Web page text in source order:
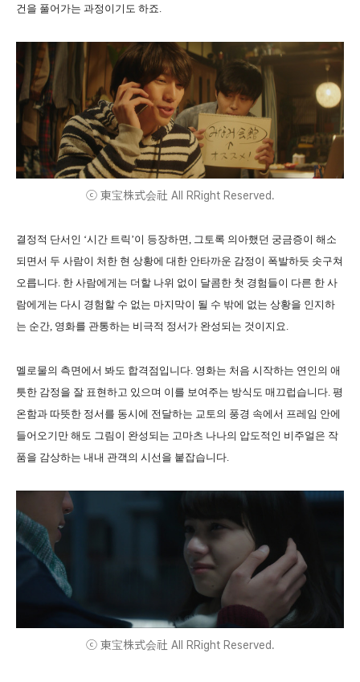
건을 풀어가는 과정이기도 하죠.
ⓒ 東宝株式会社 All RRight Reserved.
결정적 단서인 ‘시간 트릭’이 등장하면, 그토록 의아했던 궁금증이 해소
되면서 두 사람이 처한 현 상황에 대한 안타까운 감정이 폭발하듯 솟구쳐
오릅니다. 한 사람에게는 더할 나위 없이 달콤한 첫 경험들이 다른 한 사
람에게는 다시 경험할 수 없는 마지막이 될 수 밖에 없는 상황을 인지하
는 순간, 영화를 관통하는 비극적 정서가 완성되는 것이지요.
멜로물의 측면에서 봐도 합격점입니다. 영화는 처음 시작하는 연인의 애
틋한 감정을 잘 표현하고 있으며 이를 보여주는 방식도 매끄럽습니다. 평
온함과 따뜻한 정서를 동시에 전달하는 교토의 풍경 속에서 프레임 안에
들어오기만 해도 그림이 완성되는 고마츠 나나의 압도적인 비주얼은 작
품을 감상하는 내내 관객의 시선을 붙잡습니다.
ⓒ 東宝株式会社 All RRight Reserved.